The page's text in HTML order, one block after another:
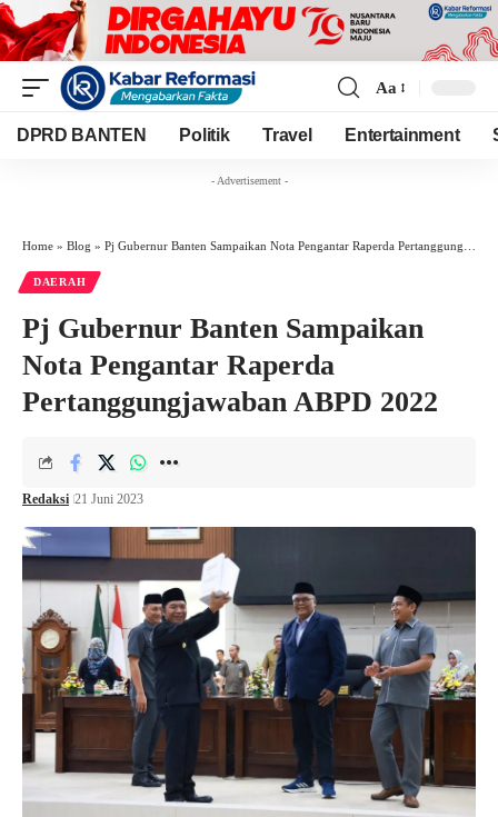
Resizer
Aa
DPRD BANTEN Politik Travel Entertainment
- Advertisement -
Home » Blog » Pj Gubernur Banten Sampaikan Nota Pengantar Raperda Pertanggungjawaban ABPD 2022
DAERAH
Pj Gubernur Banten Sampaikan
Nota Pengantar Raperda
Pertanggungjawaban ABPD 2022
Redaksi 21 Juni 2023